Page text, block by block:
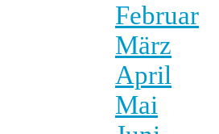
Februar
März
April
Mai